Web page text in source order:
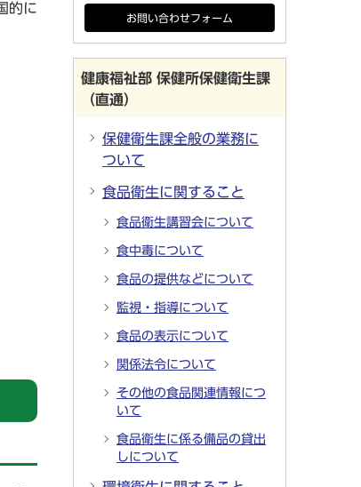
的に
お問い合わせフォーム
健康福祉部 保健所保健衛生課
（直通）
保健衛生課全般の業務に
ついて
食品衛生に関すること
食品衛生講習会について
食中毒について
食品の提供などについて
監視・指導について
食品の表示について
関係法令について
その他の食品関連情報につ
いて
食品衛生に係る備品の貸出
しについて